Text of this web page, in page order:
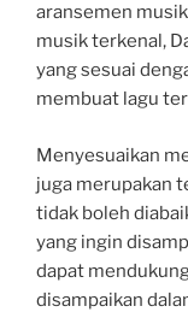
aransemen
musik terkenal,
yang sesuai
membuat lagu
Menyesuaikan
juga merupakan
tidak boleh
yang ingin
dapat
disampaikan